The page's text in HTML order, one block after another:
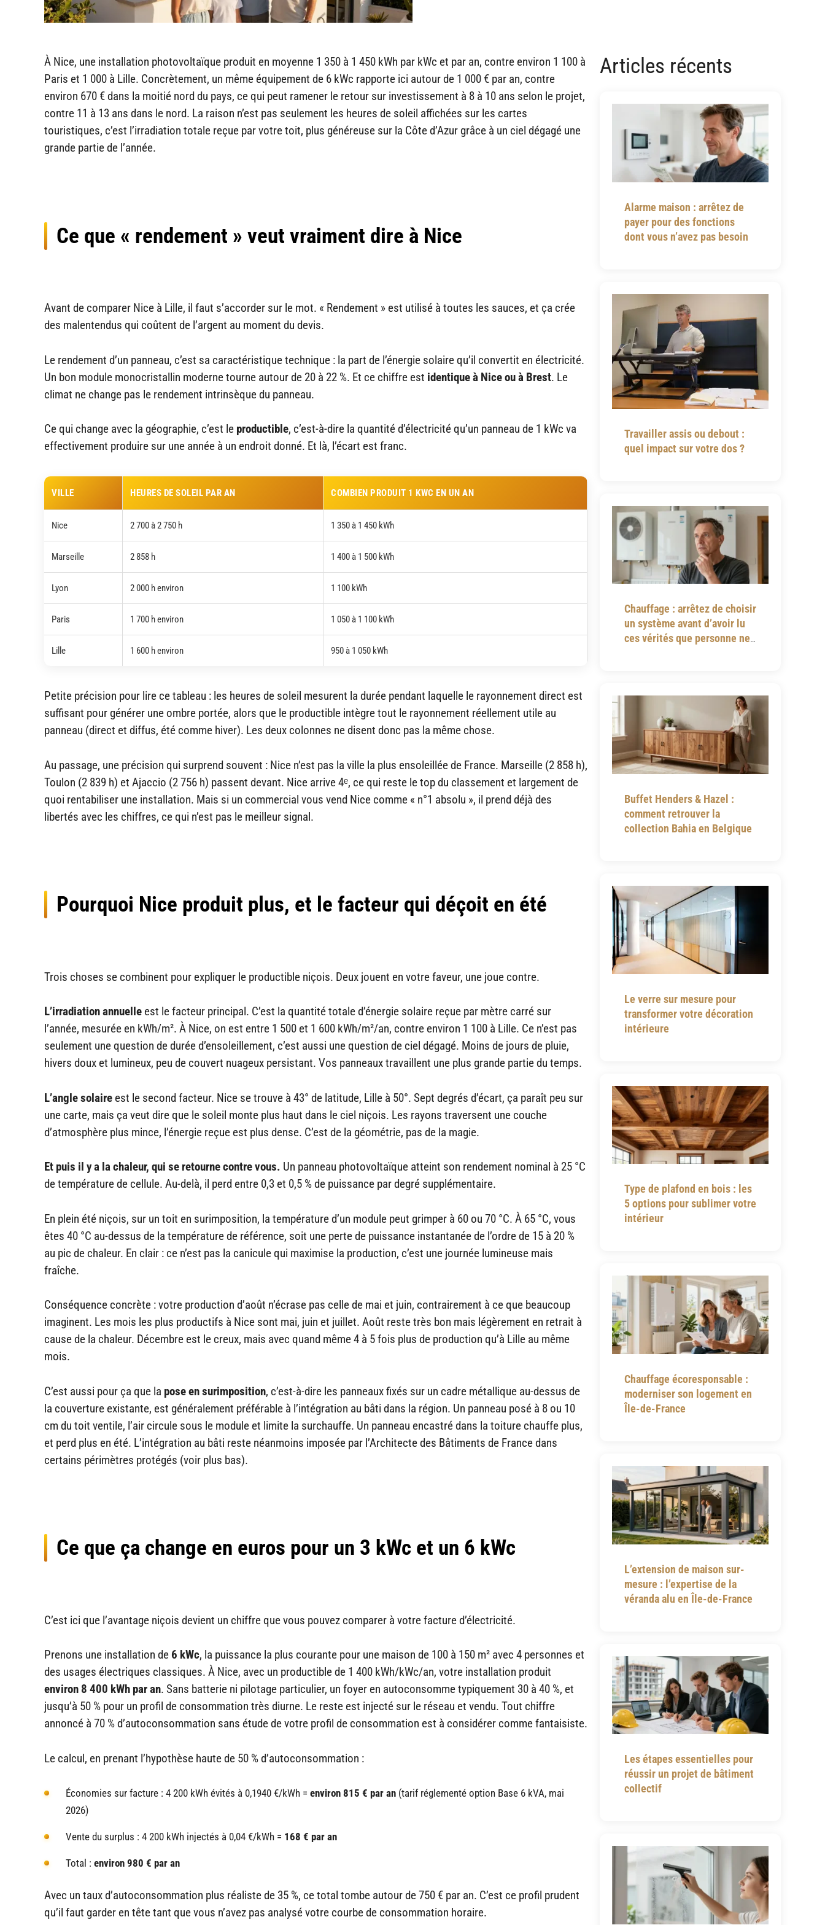
À Nice, une installation photovoltaïque produit en moyenne 1 350 à 1 450 kWh par kWc et par an, contre environ 1 100 à
Paris et 1 000 à Lille. Concrètement, un même équipement de 6 kWc rapporte ici autour de 1 000 € par an, contre
environ 670 € dans la moitié nord du pays, ce qui peut ramener le retour sur investissement à 8 à 10 ans selon le projet,
contre 11 à 13 ans dans le nord. La raison n’est pas seulement les heures de soleil affichées sur les cartes
touristiques, c’est l’irradiation totale reçue par votre toit, plus généreuse sur la Côte d’Azur grâce à un ciel dégagé une
grande partie de l’année.
Ce que « rendement » veut vraiment dire à Nice
Avant de comparer Nice à Lille, il faut s’accorder sur le mot. « Rendement » est utilisé à toutes les sauces, et ça crée
des malentendus qui coûtent de l’argent au moment du devis.
Le rendement d’un panneau, c’est sa caractéristique technique : la part de l’énergie solaire qu’il convertit en électricité.
Un bon module monocristallin moderne tourne autour de 20 à 22 %. Et ce chiffre est identique à Nice ou à Brest. Le
climat ne change pas le rendement intrinsèque du panneau.
Ce qui change avec la géographie, c’est le productible, c’est-à-dire la quantité d’électricité qu’un panneau de 1 kWc va
effectivement produire sur une année à un endroit donné. Et là, l’écart est franc.
VILLE HEURES DE SOLEIL PAR AN COMBIEN PRODUIT 1 KWC EN UN AN
Nice 2 700 à 2 750 h 1 350 à 1 450 kWh
Marseille 2 858 h 1 400 à 1 500 kWh
Lyon 2 000 h environ 1 100 kWh
Paris 1 700 h environ 1 050 à 1 100 kWh
Lille 1 600 h environ 950 à 1 050 kWh
Petite précision pour lire ce tableau : les heures de soleil mesurent la durée pendant laquelle le rayonnement direct est
suffisant pour générer une ombre portée, alors que le productible intègre tout le rayonnement réellement utile au
panneau (direct et diffus, été comme hiver). Les deux colonnes ne disent donc pas la même chose.
Au passage, une précision qui surprend souvent : Nice n’est pas la ville la plus ensoleillée de France. Marseille (2 858 h),
Toulon (2 839 h) et Ajaccio (2 756 h) passent devant. Nice arrive 4ᵉ, ce qui reste le top du classement et largement de
quoi rentabiliser une installation. Mais si un commercial vous vend Nice comme « n°1 absolu », il prend déjà des
libertés avec les chiffres, ce qui n’est pas le meilleur signal.
Pourquoi Nice produit plus, et le facteur qui déçoit en été
Trois choses se combinent pour expliquer le productible niçois. Deux jouent en votre faveur, une joue contre.
L’irradiation annuelle est le facteur principal. C’est la quantité totale d’énergie solaire reçue par mètre carré sur
l’année, mesurée en kWh/m². À Nice, on est entre 1 500 et 1 600 kWh/m²/an, contre environ 1 100 à Lille. Ce n’est pas
seulement une question de durée d’ensoleillement, c’est aussi une question de ciel dégagé. Moins de jours de pluie,
hivers doux et lumineux, peu de couvert nuageux persistant. Vos panneaux travaillent une plus grande partie du temps.
L’angle solaire est le second facteur. Nice se trouve à 43° de latitude, Lille à 50°. Sept degrés d’écart, ça paraît peu sur
une carte, mais ça veut dire que le soleil monte plus haut dans le ciel niçois. Les rayons traversent une couche
d’atmosphère plus mince, l’énergie reçue est plus dense. C’est de la géométrie, pas de la magie.
Et puis il y a la chaleur, qui se retourne contre vous. Un panneau photovoltaïque atteint son rendement nominal à 25 °C
de température de cellule. Au-delà, il perd entre 0,3 et 0,5 % de puissance par degré supplémentaire.
En plein été niçois, sur un toit en surimposition, la température d’un module peut grimper à 60 ou 70 °C. À 65 °C, vous
êtes 40 °C au-dessus de la température de référence, soit une perte de puissance instantanée de l’ordre de 15 à 20 %
au pic de chaleur. En clair : ce n’est pas la canicule qui maximise la production, c’est une journée lumineuse mais
fraîche.
Conséquence concrète : votre production d’août n’écrase pas celle de mai et juin, contrairement à ce que beaucoup
imaginent. Les mois les plus productifs à Nice sont mai, juin et juillet. Août reste très bon mais légèrement en retrait à
cause de la chaleur. Décembre est le creux, mais avec quand même 4 à 5 fois plus de production qu’à Lille au même
mois.
C’est aussi pour ça que la pose en surimposition, c’est-à-dire les panneaux fixés sur un cadre métallique au-dessus de
la couverture existante, est généralement préférable à l’intégration au bâti dans la région. Un panneau posé à 8 ou 10
cm du toit ventile, l’air circule sous le module et limite la surchauffe. Un panneau encastré dans la toiture chauffe plus,
et perd plus en été. L’intégration au bâti reste néanmoins imposée par l’Architecte des Bâtiments de France dans
certains périmètres protégés (voir plus bas).
Ce que ça change en euros pour un 3 kWc et un 6 kWc
C’est ici que l’avantage niçois devient un chiffre que vous pouvez comparer à votre facture d’électricité.
Prenons une installation de 6 kWc, la puissance la plus courante pour une maison de 100 à 150 m² avec 4 personnes et
des usages électriques classiques. À Nice, avec un productible de 1 400 kWh/kWc/an, votre installation produit
environ 8 400 kWh par an. Sans batterie ni pilotage particulier, un foyer en autoconsomme typiquement 30 à 40 %, et
jusqu’à 50 % pour un profil de consommation très diurne. Le reste est injecté sur le réseau et vendu. Tout chiffre
annoncé à 70 % d’autoconsommation sans étude de votre profil de consommation est à considérer comme fantaisiste.
Le calcul, en prenant l’hypothèse haute de 50 % d’autoconsommation :
Économies sur facture : 4 200 kWh évités à 0,1940 €/kWh = environ 815 € par an (tarif réglementé option Base 6 kVA, mai
2026)
Vente du surplus : 4 200 kWh injectés à 0,04 €/kWh = 168 € par an
Total : environ 980 € par an
Avec un taux d’autoconsommation plus réaliste de 35 %, ce total tombe autour de 750 € par an. C’est ce profil prudent
qu’il faut garder en tête tant que vous n’avez pas analysé votre courbe de consommation horaire.
Articles récents
Alarme maison : arrêtez de
payer pour des fonctions
dont vous n’avez pas besoin
Travailler assis ou debout :
quel impact sur votre dos ?
Chauffage : arrêtez de choisir
un système avant d’avoir lu
ces vérités que personne ne
Buffet Henders & Hazel :
comment retrouver la
collection Bahia en Belgique
Le verre sur mesure pour
transformer votre décoration
intérieure
Type de plafond en bois : les
5 options pour sublimer votre
intérieur
Chauffage écoresponsable :
moderniser son logement en
Île-de-France
L’extension de maison sur-
mesure : l’expertise de la
véranda alu en Île-de-France
Les étapes essentielles pour
réussir un projet de bâtiment
collectif